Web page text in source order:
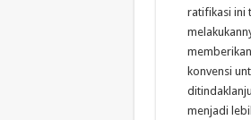
ratifikasi ini
konvensi
menjadi